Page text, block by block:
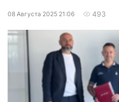
08 Августа 2025 21:06 493